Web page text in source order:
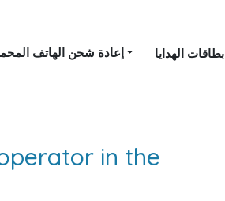
إعادة شحن الهاتف بطاقات الهدايا
in the